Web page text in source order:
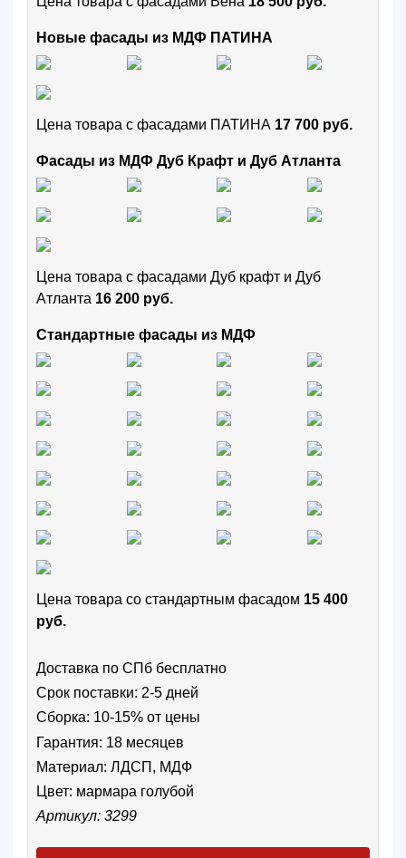
Новые фасады из МДФ ПАТИНА
Цена товара с фасадами ПАТИНА 17 700 руб.
Фасады из МДФ Дуб Крафт и Дуб Атланта
Цена товара с фасадами Дуб крафт и Дуб
Атланта 16 200 руб.
Стандартные фасады из МДФ
Цена товара cо стандартным фасадом 15 400
руб.
Доставка по СПб бесплатно
Срок поставки: 2-5 дней
Сборка: 10-15% от цены
Гарантия: 18 месяцев
Материал: ЛДСП, МДФ
Цвет: мармара голубой
Артикул: 3299